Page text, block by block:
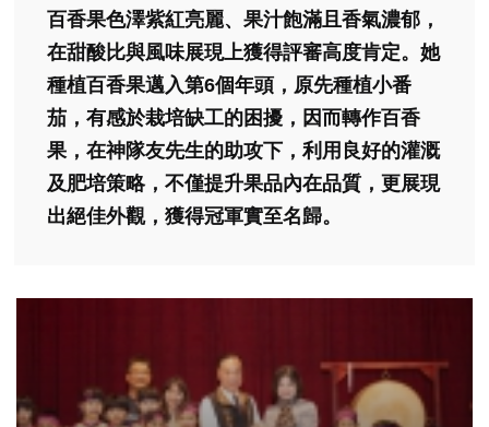
百香果色澤紫紅亮麗、果汁飽滿且香氣濃郁，
在甜酸比與風味展現上獲得評審高度肯定。她
種植百香果邁入第6個年頭，原先種植小番
茄，有感於栽培缺工的困擾，因而轉作百香
果，在神隊友先生的助攻下，利用良好的灌溉
及肥培策略，不僅提升果品內在品質，更展現
出絕佳外觀，獲得冠軍實至名歸。